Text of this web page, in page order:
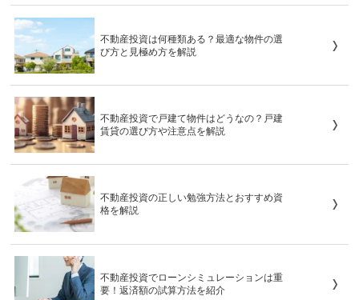
不動産投資は何種類ある？最適な物件の選
び方と見極め方を解説
不動産投資で戸建て物件はどうなの？戸建
賃貸の選び方や注意点を解説
不動産投資の正しい勉強方法とおすすめ資
格を解説
不動産投資でローンシミュレーションは重
要！返済額の試算方法を紹介